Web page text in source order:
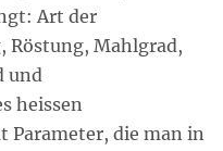
Art der
Röstung, Mahlgrad,
und
heissen
Parameter, die man in